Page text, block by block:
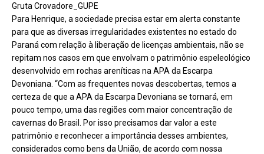
Gruta Crovadore_GUPE
Para Henrique, a sociedade precisa estar em alerta constante
para que as diversas irregularidades existentes no estado do
Paraná com relação à liberação de licenças ambientais, não se
repitam nos casos em que envolvam o patrimônio espeleológico
desenvolvido em rochas areníticas na APA da Escarpa
Devoniana. “Com as frequentes novas descobertas, temos a
certeza de que a APA da Escarpa Devoniana se tornará, em
pouco tempo, uma das regiões com maior concentração de
cavernas do Brasil. Por isso precisamos dar valor a este
patrimônio e reconhecer a importância desses ambientes,
considerados como bens da União, de acordo com nossa